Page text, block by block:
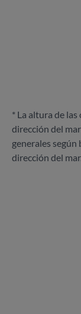
* La altura de las
dirección del
generales según
dirección del